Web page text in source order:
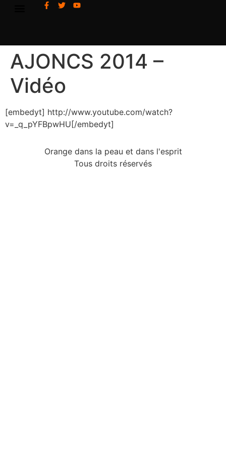
AJONCS 2014 –
Vidéo
[embedyt] http://www.youtube.com/watch?
v=_q_pYFBpwHU[/embedyt]
Orange dans la peau et dans l'esprit
Tous droits réservés